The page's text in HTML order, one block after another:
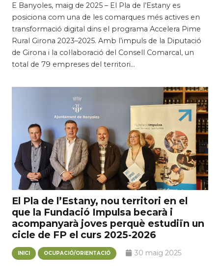
E Banyoles, maig de 2025 – El Pla de l’Estany es
posiciona com una de les comarques més actives en
transformació digital dins el programa Accelera Pime
Rural Girona 2023–2025. Amb l’impuls de la Diputació
de Girona i la col·laboració del Consell Comarcal, un
total de 79 empreses del territori…
El Pla de l’Estany, nou territori en el
que la Fundació Impulsa becarà i
acompanyarà joves perquè estudiïn un
cicle de FP el curs 2025-2026
INICI OCUPACIÓ/ORIENTACIÓ 30 maig 2025